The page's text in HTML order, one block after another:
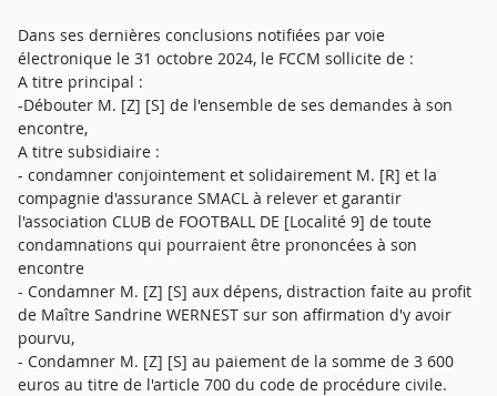
Dans ses dernières conclusions notifiées par voie
électronique le 31 octobre 2024, le FCCM sollicite de :
A titre principal :
-Débouter M. [Z] [S] de l'ensemble de ses demandes à son
encontre,
A titre subsidiaire :
- condamner conjointement et solidairement M. [R] et la
compagnie d'assurance SMACL à relever et garantir
l'association CLUB de FOOTBALL DE [Localité 9] de toute
condamnations qui pourraient être prononcées à son
encontre
- Condamner M. [Z] [S] aux dépens, distraction faite au profit
de Maître Sandrine WERNEST sur son affirmation d'y avoir
pourvu,
- Condamner M. [Z] [S] au paiement de la somme de 3 600
euros au titre de l'article 700 du code de procédure civile.